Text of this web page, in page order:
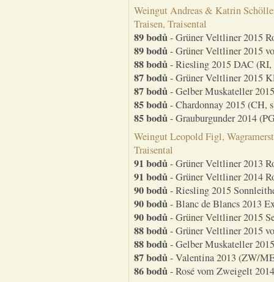
Weingut Andreas & Katrin
Traisen, Traisental
89 bodů- Grüner Veltliner 2015
89 bodů- Grüner Veltliner 2015
88 bodů- Riesling 2015 DAC
87 bodů- Grüner Veltliner 2015
87 bodů- Gelber Muskateller
85 bodů- Chardonnay 2015 (CH,
85 bodů- Grauburgunder 2014
Weingut Leopold Figl,
Traisental
91 bodů- Grüner Veltliner 2013
91 bodů- Grüner Veltliner 2014
90 bodů- Riesling 2015
90 bodů- Blanc de Blancs 2013
90 bodů- Grüner Veltliner 2015
88 bodů- Grüner Veltliner 2015
88 bodů- Gelber Muskateller
87 bodů- Valentina 2013 (ZW/
86 bodů- Rosé vom Zweigelt